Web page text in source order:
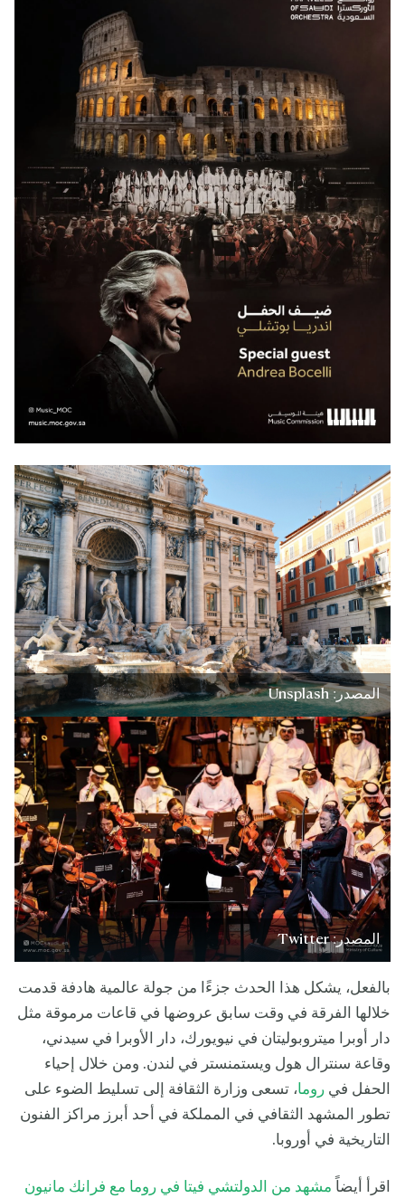
المصدر: Unsplash
المصدر: Twitter
بالفعل، يشكل هذا الحدث جزءًا من جولة عالمية هادفة قدمت
خلالها الفرقة في وقت سابق عروضها في قاعات مرموقة مثل
دار أوبرا ميتروبوليتان في نيويورك، دار الأوبرا في سيدني،
وقاعة سنترال هول ويستمنستر في لندن. ومن خلال إحياء
الحفل في روما، تسعى وزارة الثقافة إلى تسليط الضوء على
تطور المشهد الثقافي في المملكة في أحد أبرز مراكز الفنون
التاريخية في أوروبا.
اقرأ أيضاً مشهد من الدولتشي فيتا في روما مع فرانك مانيون